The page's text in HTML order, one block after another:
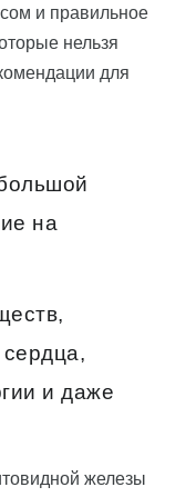
и правильное
нельзя
для
на
и даже
железы